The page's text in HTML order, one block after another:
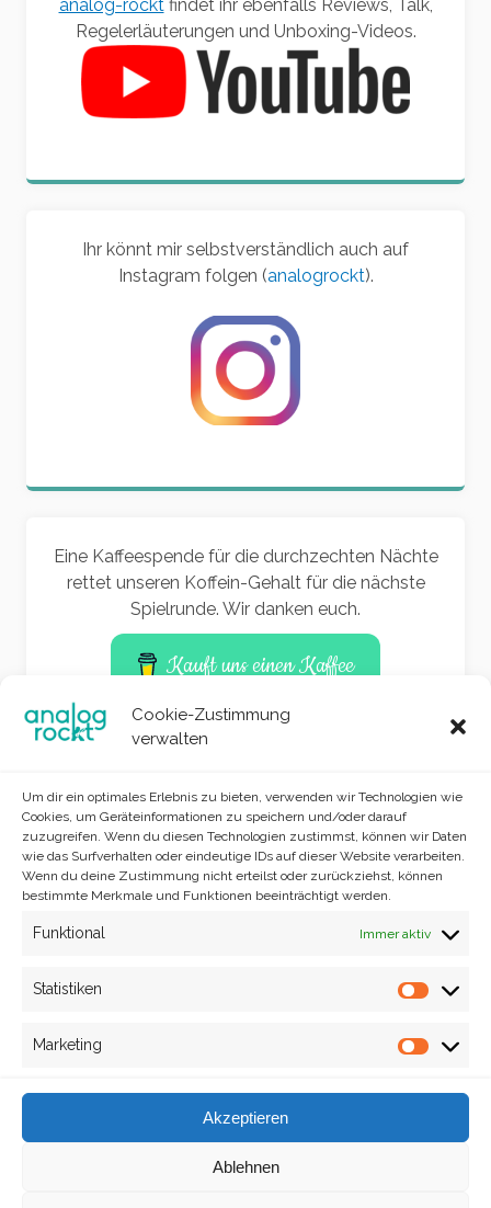
Cookie-Zustimmung
verwalten
Um dir ein optimales Erlebnis zu bieten, verwenden wir Technologien wie
Cookies, um Geräteinformationen zu speichern und/oder darauf
zuzugreifen. Wenn du diesen Technologien zustimmst, können wir Daten
wie das Surfverhalten oder eindeutige IDs auf dieser Website verarbeiten.
Wenn du deine Zustimmung nicht erteilst oder zurückziehst, können
bestimmte Merkmale und Funktionen beeinträchtigt werden.
Funktional Immer aktiv
Statistiken
Marketing
Akzeptieren
Ablehnen
analog-rocktfindet ihr ebenfalls Reviews, Talk,
Regelerläuterungen und Unboxing-Videos.
Ihr könnt mir selbstverständlich auch auf
Instagram folgen (analogrockt).
Eine Kaffeespende für die durchzechten Nächte
rettet unseren Koffein-Gehalt für die nächste
Spielrunde. Wir danken euch.
Kauft uns einen Kaffee
Impressum
Cookie-Richtlinie (EU)